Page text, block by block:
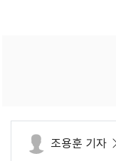
조용훈 기자